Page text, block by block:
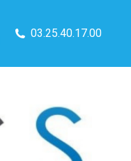
03.25.40.17.00